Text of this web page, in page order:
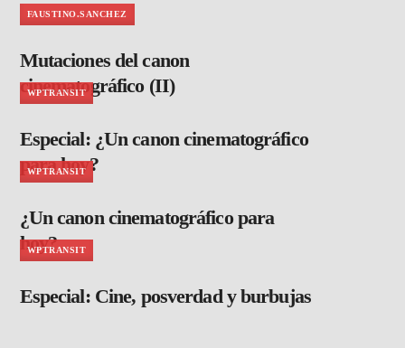
FAUSTINO.SANCHEZ
Mutaciones del canon
cinematográfico (II)
WPTRANSIT
Especial: ¿Un canon cinematográfico
para hoy?
WPTRANSIT
¿Un canon cinematográfico para
hoy?
WPTRANSIT
Especial: Cine, posverdad y burbujas